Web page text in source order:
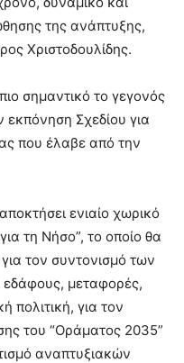
της ανάπτυξης,
Χριστοδουλίδης.
σημαντικό το γεγονός
Σχεδίου για
που έλαβε από την
ενιαίο χωρικό
τη Νήσο”, το οποίο θα
τον συντονισμό των
εδάφους, μεταφορές,
πολιτική, για τον
του “Οράματος 2035”
αναπτυξιακών